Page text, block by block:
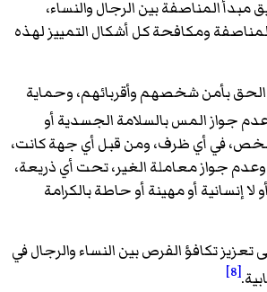
مبدأ المناصفة بين الرجال والنساء،
ومكافحة كل أشكال التمييز لهذه
بأمن شخصهم وأقربائهم، وحماية
جواز المس بالسلامة الجسدية أو
في أي ظرف، ومن قبل أي جهة كانت،
جواز معاملة الغير، تحت أي ذريعة،
إنسانية أو مهينة أو حاطة بالكرامة
تعزيز تكافؤ الفرص بين النساء والرجال في
[8]